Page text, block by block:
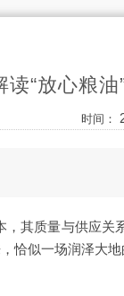
读“放心粮
时间：
其质量与供应
恰似一场润泽大